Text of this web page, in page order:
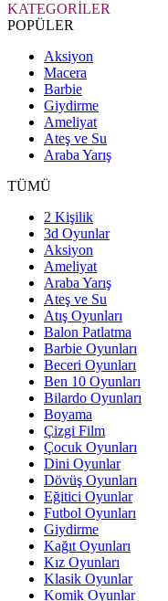
KATEGORİLER
POPÜLER
Aksiyon
Macera
Barbie
Giydirme
Ameliyat
Ateş ve Su
Araba Yarış
TÜMÜ
2 Kişilik
3d Oyunlar
Aksiyon
Ameliyat
Araba Yarış
Ateş ve Su
Atış Oyunları
Balon Patlatma
Barbie Oyunları
Beceri Oyunları
Ben 10 Oyunları
Bilardo Oyunları
Boyama
Çizgi Film
Çocuk Oyunları
Dini Oyunlar
Dövüş Oyunları
Eğitici Oyunlar
Futbol Oyunları
Giydirme
Kağıt Oyunları
Kız Oyunları
Klasik Oyunlar
Komik Oyunlar